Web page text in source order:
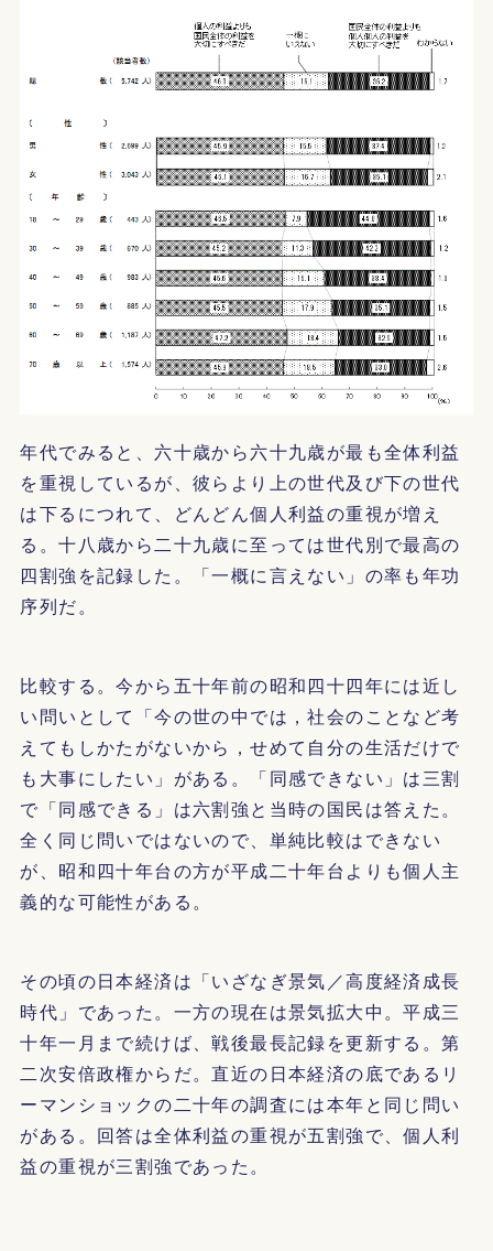
年代でみると、六十歳から六十九歳が最も全体利益
を重視しているが、彼らより上の世代及び下の世代
は下るにつれて、どんどん個人利益の重視が増え
る。十八歳から二十九歳に至っては世代別で最高の
四割強を記録した。「一概に言えない」の率も年功
序列だ。
比較する。今から五十年前の昭和四十四年には近し
い問いとして「今の世の中では，社会のことなど考
えてもしかたがないから，せめて自分の生活だけで
も大事にしたい」がある。「同感できない」は三割
で「同感できる」は六割強と当時の国民は答えた。
全く同じ問いではないので、単純比較はできない
が、昭和四十年台の方が平成二十年台よりも個人主
義的な可能性がある。
その頃の日本経済は「いざなぎ景気／高度経済成長
時代」であった。一方の現在は景気拡大中。平成三
十年一月まで続けば、戦後最長記録を更新する。第
二次安倍政権からだ。直近の日本経済の底であるリ
ーマンショックの二十年の調査には本年と同じ問い
がある。回答は全体利益の重視が五割強で、個人利
益の重視が三割強であった。